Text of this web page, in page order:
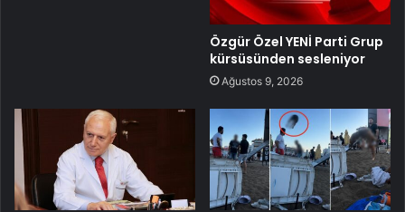
Özgür Özel YENİ Parti Grup
kürsüsünden sesleniyor
Ağustos 9, 2026